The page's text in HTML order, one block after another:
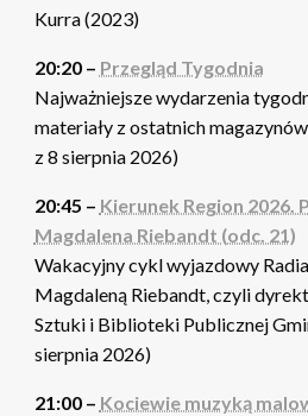
Kurra (2023)
20:20 – Przegląd Tygodnia
Najważniejsze wydarzenia
materiały z ostatnich
z 8 sierpnia 2026)
20:45 – Kierunek Region 2026.
Magdalena Riebandt (odc. 21)
Wakacyjny cykl wyjazdowy
Magdaleną Riebandt, czyli
Sztuki i Biblioteki Publicznej
sierpnia 2026)
21:00 – Kociewie muzyką